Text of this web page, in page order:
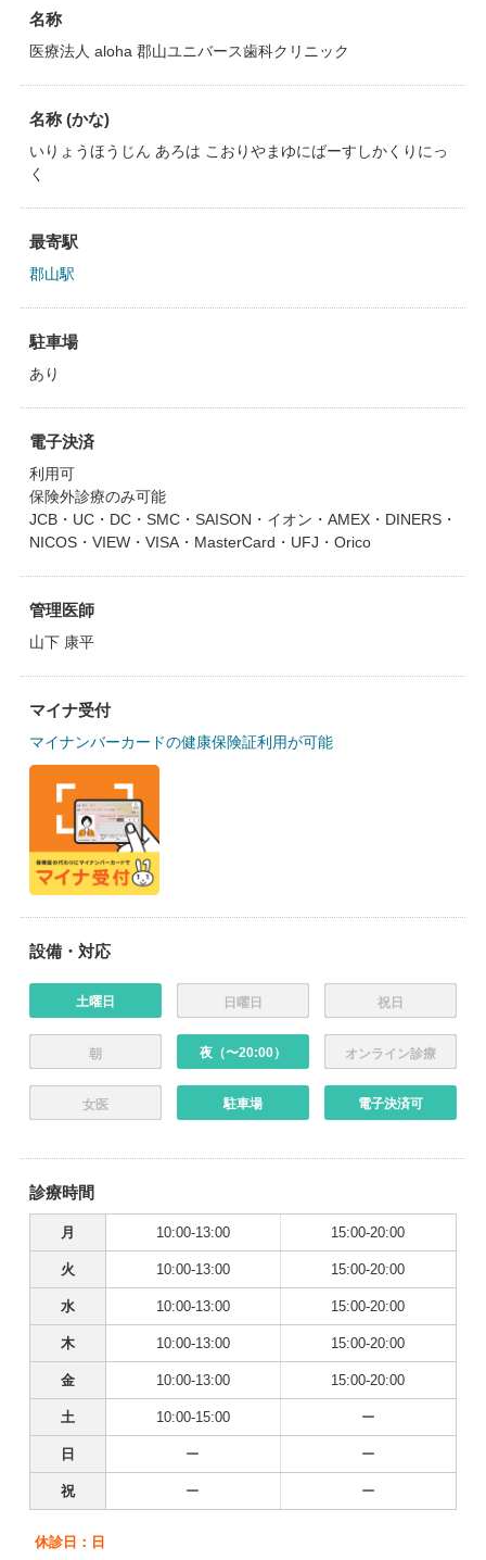
名称
医療法人 aloha 郡山ユニバース歯科クリニック
名称 (かな)
いりょうほうじん あろは こおりやまゆにばーすしかくりにっ
く
最寄駅
郡山駅
駐車場
あり
電子決済
利用可
保険外診療のみ可能
JCB・UC・DC・SMC・SAISON・イオン・AMEX・DINERS・
NICOS・VIEW・VISA・MasterCard・UFJ・Orico
管理医師
山下 康平
マイナ受付
マイナンバーカードの健康保険証利用が可能
設備・対応
土曜日 日曜日 祝日
朝 夜（〜20:00） オンライン診療
女医 駐車場 電子決済可
診療時間
月 10:00-13:00 15:00-20:00
火 10:00-13:00 15:00-20:00
水 10:00-13:00 15:00-20:00
木 10:00-13:00 15:00-20:00
金 10:00-13:00 15:00-20:00
土 10:00-15:00 ー
日 ー ー
祝 ー ー
休診日：日